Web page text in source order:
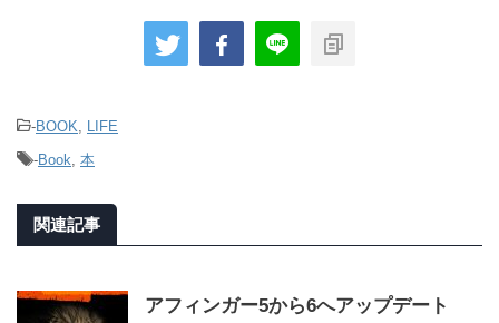
-BOOK
LIFE
-Book 本
関連記事
アフィンガー5から6へアップデート